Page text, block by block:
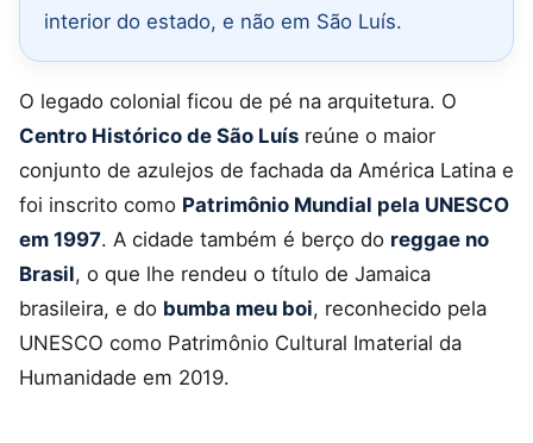
interior do estado, e não em São Luís.
O legado colonial ficou de pé na arquitetura. O
Centro Histórico de São Luís reúne o maior
conjunto de azulejos de fachada da América Latina e
foi inscrito como Patrimônio Mundial pela UNESCO
em 1997. A cidade também é berço do reggae no
Brasil, o que lhe rendeu o título de Jamaica
brasileira, e do bumba meu boi, reconhecido pela
UNESCO como Patrimônio Cultural Imaterial da
Humanidade em 2019.